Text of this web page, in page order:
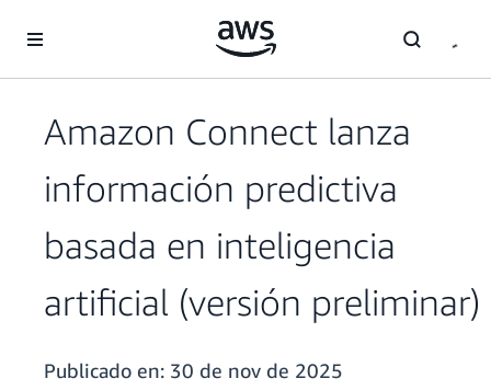
Amazon Connect lanza
información predictiva
basada en inteligencia
artificial (versión preliminar)
Publicado en: 30 de nov de 2025